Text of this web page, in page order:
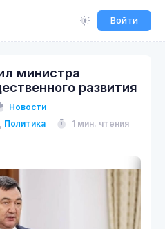
Войти
министра
развития
Новости
Политика 1 мин. чтения